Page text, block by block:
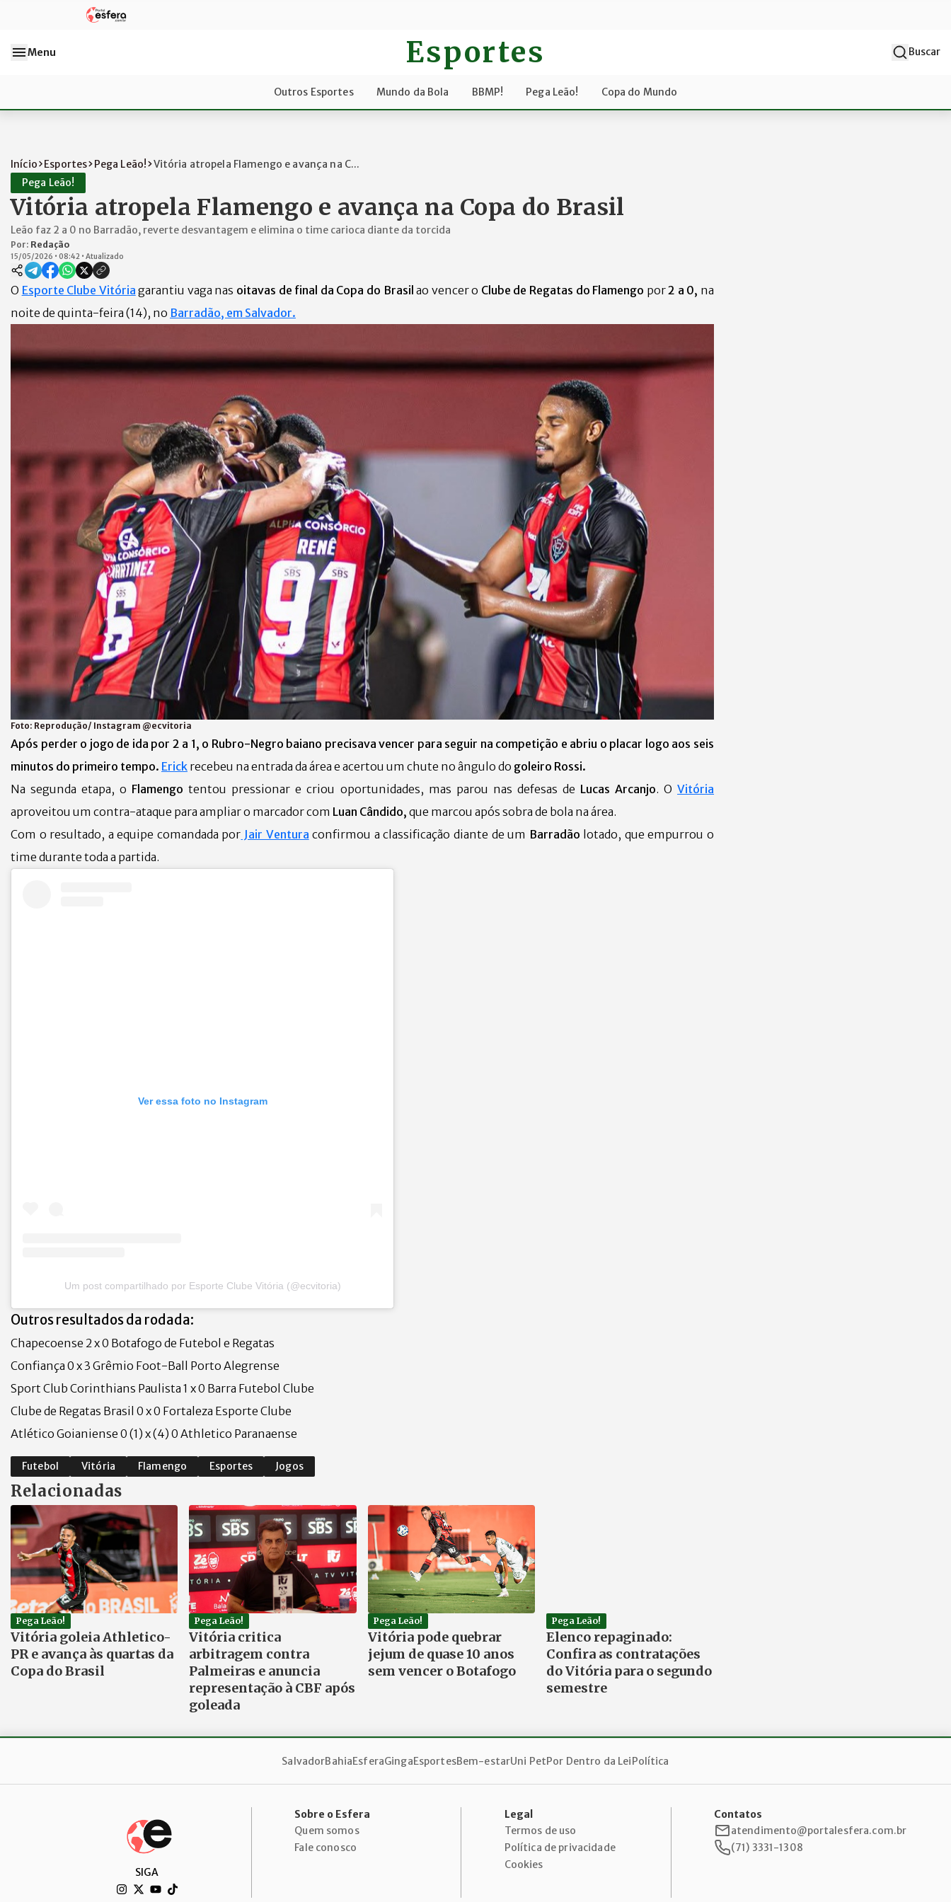
Menu Esportes Buscar
Outros Esportes Mundo da Bola BBMP! Pega Leão! Copa do Mundo
Início Esportes Pega Leão!
Vitória atropela Flamengo e avança na C...
Pega Leão!
Vitória atropela Flamengo e avança na Copa do Brasil
Leão faz 2 a 0 no Barradão, reverte desvantagem e elimina o time carioca diante da torcida
Por: Redação
15/05/2026 • 08:42 • Atualizado
O Esporte Clube Vitória garantiu vaga nas oitavas de final da Copa do Brasilao vencer o Clube de Regatas do Flamengo por2 a 0, na
noite de quinta-feira (14), no Barradão, em Salvador.
Foto: Reprodução/ Instagram @ecvitoria
Após perder o jogo de ida por 2 a 1, o Rubro-Negro baiano precisava vencer para seguir na competição e abriu o placar logo aos seis
minutos do primeiro tempo. Erick recebeu na entrada da área e acertou um chute no ângulo do goleiro Rossi.
Na segunda etapa, o Flamengotentou pressionar e criou oportunidades, mas parou nas defesas de Lucas Arcanjo. OVitória
aproveitou um contra-ataque para ampliar o marcador com Luan Cândido, que marcou após sobra de bola na área.
Com o resultado, a equipe comandada por Jair Ventura confirmou a classificação diante de um Barradão lotado, que empurrou o
time durante toda a partida.
Ver essa foto no Instagram
Um post compartilhado por Esporte Clube Vitória (@ecvitoria)
Outros resultados da rodada:
Chapecoense 2 x 0 Botafogo de Futebol e Regatas
Confiança 0 x 3 Grêmio Foot-Ball Porto Alegrense
Sport Club Corinthians Paulista 1 x 0 Barra Futebol Clube
Clube de Regatas Brasil 0 x 0 Fortaleza Esporte Clube
Atlético Goianiense 0 (1) x (4) 0 Athletico Paranaense
Futebol Vitória Flamengo Esportes Jogos
Relacionadas
Pega Leão!
Vitória goleia Athletico-
PR e avança às quartas da
Copa do Brasil
Pega Leão!
Vitória critica
arbitragem contra
Palmeiras e anuncia
representação à CBF após
goleada
Pega Leão!
Vitória pode quebrar
jejum de quase 10 anos
sem vencer o Botafogo
Pega Leão!
Elenco repaginado:
Confira as contratações
do Vitória para o segundo
semestre
SalvadorBahiaEsferaGingaEsportesBem-estarUni PetPor Dentro da LeiPolítica
SIGA
Sobre o Esfera
Quem somos
Fale conosco
Legal
Termos de uso
Política de privacidade
Cookies
Contatos
atendimento@portalesfera.com.br
(71) 3331-1308